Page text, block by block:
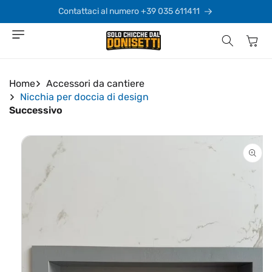
direttamente
ai contenuti
Contattaci al numero +39 035 611411
Carrello
Home
Accessori da cantiere
Nicchia per doccia di design
Successivo
Passa alle
informazioni
sul prodotto